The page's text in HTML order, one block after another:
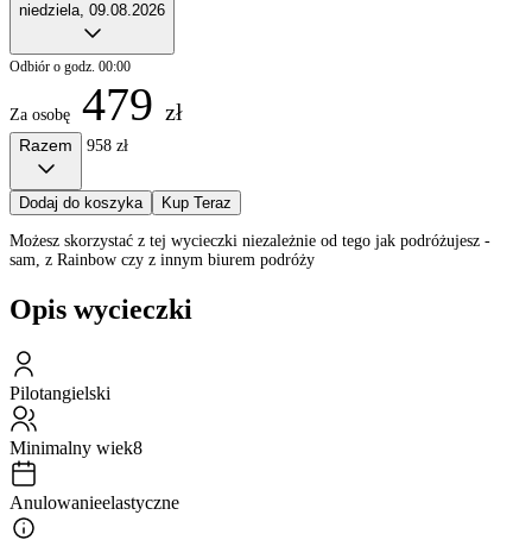
niedziela, 09.08.2026
Odbiór o godz. 00:00
Za osobę 479 zł
Razem 958 zł
Dodaj do koszyka Kup Teraz
Możesz skorzystać z tej wycieczki niezależnie od tego jak podróżujesz -
sam, z Rainbow czy z innym biurem podróży
Opis wycieczki
Pilotangielski
Minimalny wiek8
Anulowanieelastyczne